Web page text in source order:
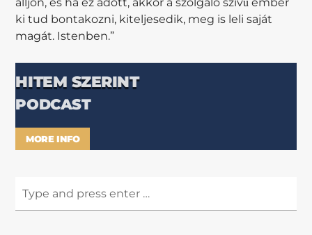
álljon, és ha ez adott, akkor a szolgáló szívű ember
ki tud bontakozni, kiteljesedik, meg is leli saját
magát. Istenben.”
HITEM SZERINT
PODCAST
MORE INFO